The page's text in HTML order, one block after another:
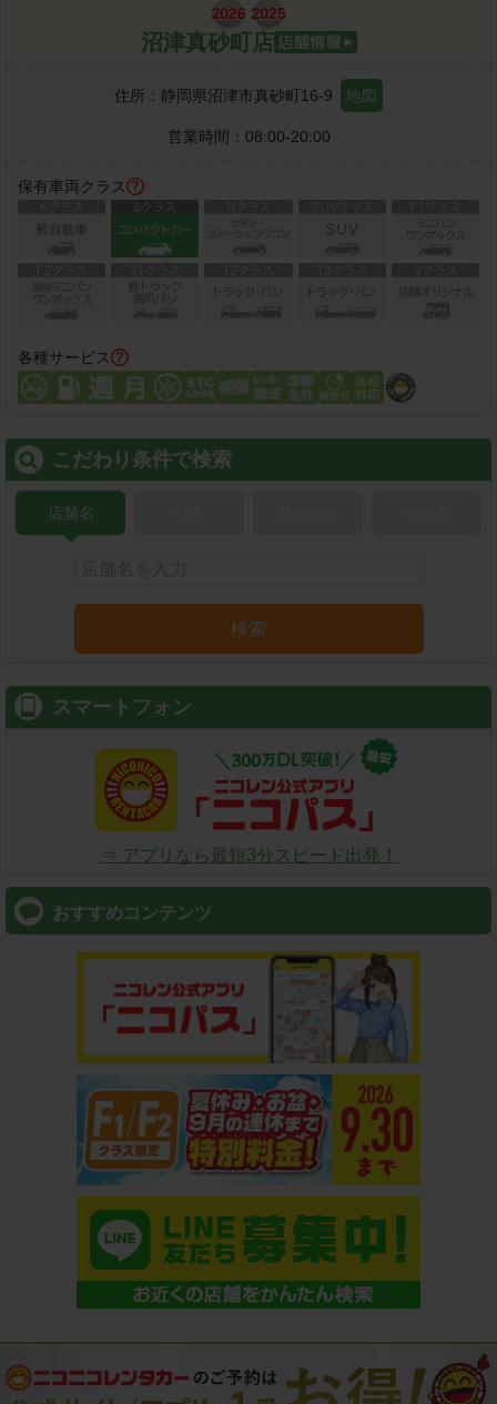
沼津真砂町店
住所： 静岡県沼津市真砂町16-9 地図
営業時間： 08:00-20:00
保有車両クラス
各種サービス
こだわり条件で検索
店舗名
検索
スマートフォン
⇒ アプリなら最短3分スピード出発！
おすすめコンテンツ